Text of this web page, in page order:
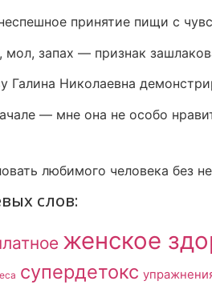
принятие пищи с
мол, запах — признак
Галина Николаевна
— мне она не особо
любимого человека без
слов:
женское
супердетокс